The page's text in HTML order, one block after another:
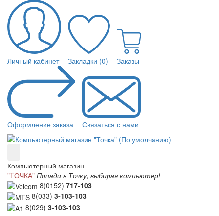
Личный кабинет Закладки (0) Заказы
Оформление заказа Связаться с нами
Компьютерный магазин
"TОЧКА" Попади в Точку, выбирая компьютер!
8(0152) 717-103
8(033) 3-103-103
8(029) 3-103-103